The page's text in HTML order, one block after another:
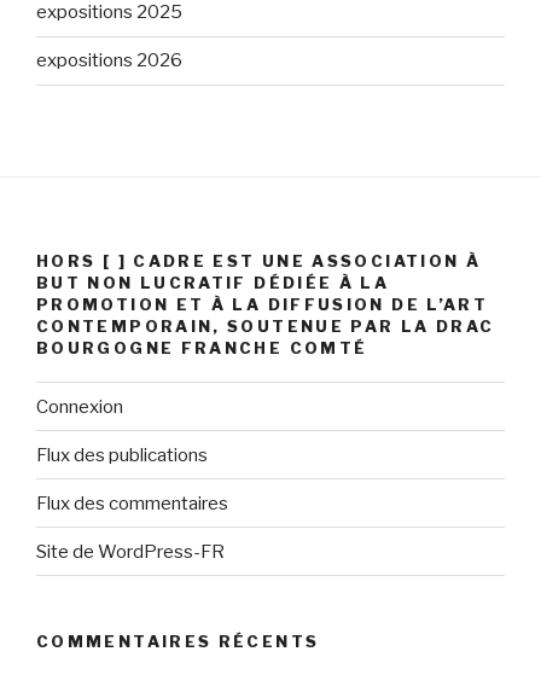
expositions 2025
expositions 2026
HORS [ ] CADRE EST UNE ASSOCIATION À
BUT NON LUCRATIF DÉDIÉE À LA
PROMOTION ET À LA DIFFUSION DE L’ART
CONTEMPORAIN, SOUTENUE PAR LA DRAC
BOURGOGNE FRANCHE COMTÉ
Connexion
Flux des publications
Flux des commentaires
Site de WordPress-FR
COMMENTAIRES RÉCENTS